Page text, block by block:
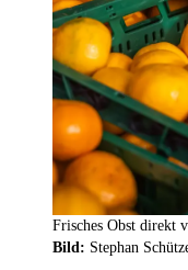
Frisches Obst direkt
Bild: Stephan